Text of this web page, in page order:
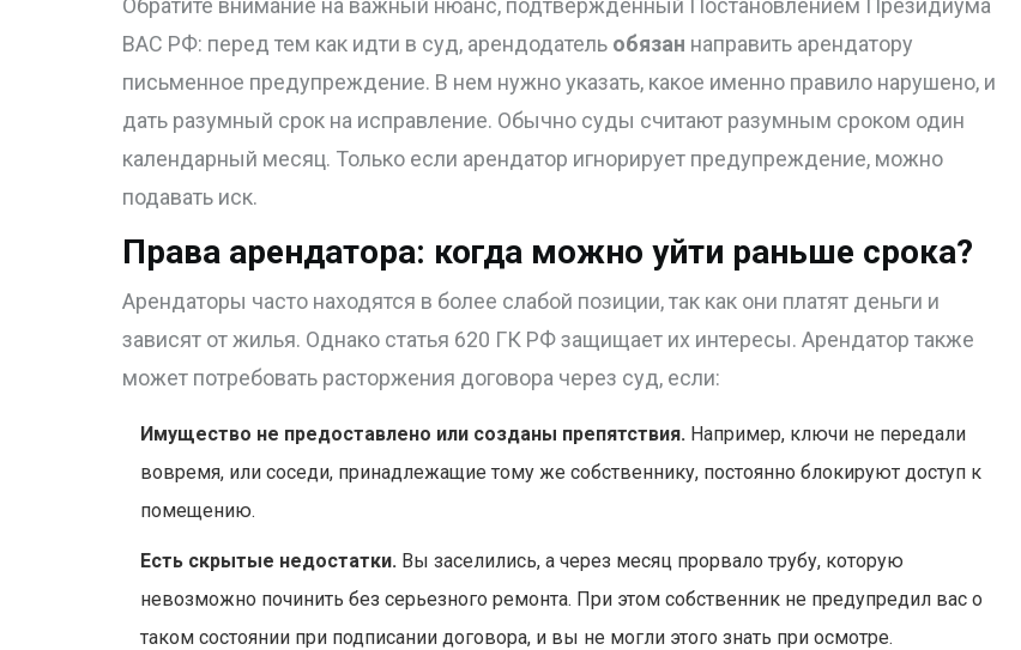
Обратите внимание на важный нюанс, подтвержденный Постановлением Президиума
ВАС РФ: перед тем как идти в суд, арендодатель обязан направить арендатору
письменное предупреждение. В нем нужно указать, какое именно правило нарушено, и
дать разумный срок на исправление. Обычно суды считают разумным сроком один
календарный месяц. Только если арендатор игнорирует предупреждение, можно
подавать иск.
Права арендатора: когда можно уйти раньше срока?
Арендаторы часто находятся в более слабой позиции, так как они платят деньги и
зависят от жилья. Однако статья 620 ГК РФ защищает их интересы. Арендатор также
может потребовать расторжения договора через суд, если:
Имущество не предоставлено или созданы препятствия. Например, ключи не передали
вовремя, или соседи, принадлежащие тому же собственнику, постоянно блокируют доступ к
помещению.
Есть скрытые недостатки. Вы заселились, а через месяц прорвало трубу, которую
невозможно починить без серьезного ремонта. При этом собственник не предупредил вас о
таком состоянии при подписании договора, и вы не могли этого знать при осмотре.